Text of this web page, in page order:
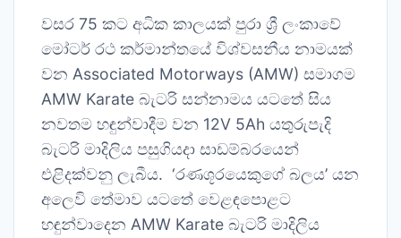
වසර 75 කට අධික කාලයක් පුරා ශ්‍රී ලංකාවේ
මෝටර් රථ කර්මාන්තයේ විශ්වසනීය නාමයක්
වන Associated Motorways (AMW) සමාගම
AMW Karate බැටරි සන්නාමය යටතේ සිය
නවතම හඳුන්වාදීම වන 12V 5Ah යතුරුපැදි
බැටරි මාදිලිය පසුගියදා සාඩම්බරයෙන්
එළිදක්වනු ලැබීය. ‘රණශූරයෙකුගේ බලය’ යන
අලෙවි තේමාව යටතේ වෙළඳපොළට
හඳුන්වාදෙන AMW Karate බැටරි මාදිලිය